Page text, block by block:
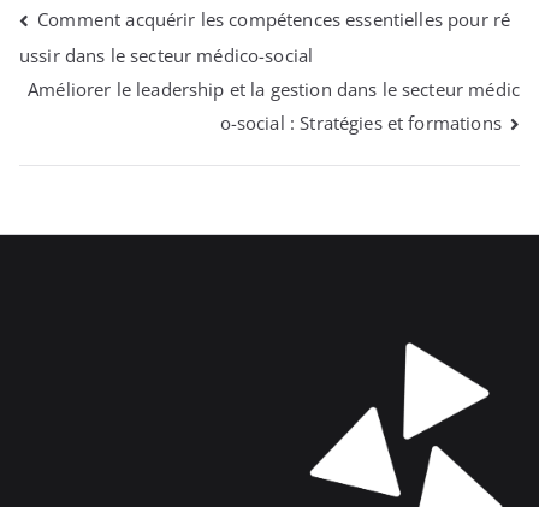
NAVIGATION
DE
Comment acquérir les compétences essentielles pour ré
ussir dans le secteur médico-social
Améliorer le leadership et la gestion dans le secteur médic
o-social : Stratégies et formations